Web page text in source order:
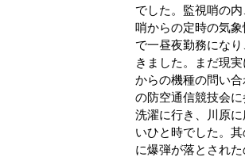
でした。監視哨の
哨からの定時の気
で一昼夜勤務にな
きました。まだ現
からの機種の問い
の防空通信競技会
洗濯に行き、川原
いひと時でした。
に爆弾が落とされ